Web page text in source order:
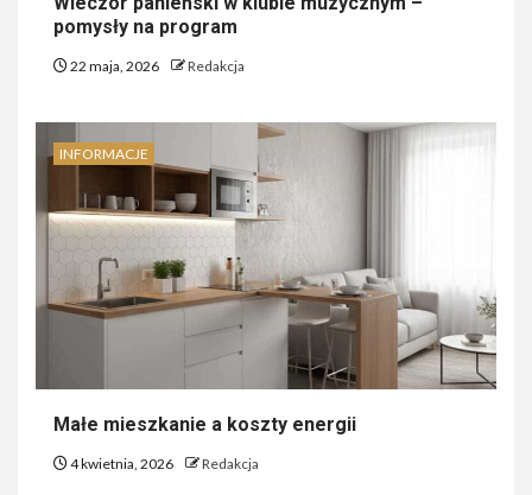
pomysły na program
22 maja, 2026 Redakcja
INFORMACJE
Małe mieszkanie a koszty energii
4 kwietnia, 2026 Redakcja